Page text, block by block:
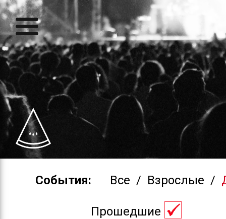
События: Все / Взрослые /
Прошедшие